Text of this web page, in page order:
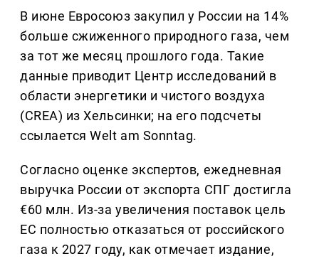
В июне Евросоюз закупил у России на 14%
больше сжиженного природного газа, чем
за тот же месяц прошлого года. Такие
данные приводит Центр исследований в
области энергетики и чистого воздуха
(CREA) из Хельсинки; на его подсчеты
ссылается Welt am Sonntag.
Согласно оценке экспертов, ежедневная
выручка России от экспорта СПГ достигла
€60 млн. Из-за увеличения поставок цель
ЕС полностью отказаться от российского
газа к 2027 году, как отмечает издание,